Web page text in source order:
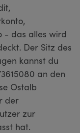
- das alles wird
Der Sitz des
kannst du
an den
Ostalb
der
zur
hat.